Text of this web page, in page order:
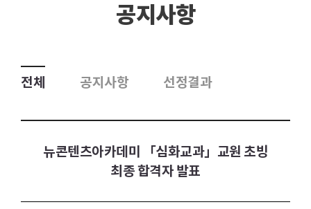
공지사항
전체 공지사항 선정결과
뉴콘텐츠아카데미 「심화교과」교원 초빙
최종 합격자 발표